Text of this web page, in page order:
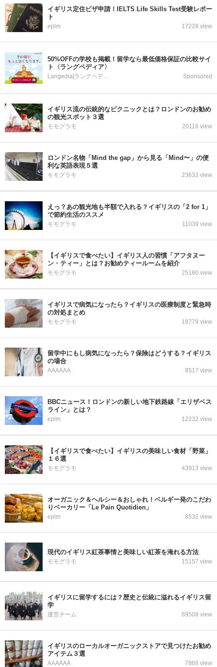
イギリス定住ビザ申請！IELTS Life Skills Test受験レポー
ト
eplm 17228 view
50%OFFの学校も掲載！留学なら最低価格保証の比較サイ
ト〈ラングペディア〉
Langedia[ラングペディア] Sponsored
イギリス流の伝統的なピクニックとは？ロンドンのお勧め
の観光スポット３選
モモグラモ 20116 view
ロンドン名物「Mind the gap」から見る「Mind〜」の便
利な英語表現５選
モモグラモ 23633 view
えっ？あの観光地も半額で入れる？イギリスの「2 for 1」
で節約生活のススメ
モモグラモ 11039 view
【イギリスで食べたい】イギリス人の習慣「アフタヌー
ン・ティー」とは？お勧めティールームを紹介
モモグラモ 25180 view
イギリスで病気になったら？イギリスの医療制度と緊急時
の対処まとめ
モモグラモ 18779 view
留学中にもし病気になったら？保険はどうする？イギリス
の場合
AAAAAA 8517 view
BBCニュース！ロンドンの新しい地下鉄路線「エリザベス
ライン」とは？
eplm 12232 view
【イギリスで食べたい】イギリスの美味しい食材「野菜」
１６選
モモグラモ 43913 view
オーガニック＆ヘルシー＆おしゃれ！ベルギー発のこだわ
りベーカリー「Le Pain Quotidien」
eplm 8532 view
現代のイギリス紅茶事情と美味しい紅茶を淹れる方法
モモグラモ 15157 view
イギリスに留学するには？歴史と伝統に溢れるイギリス留
学
運営チーム 69508 view
イギリスのローカルオーガニックストアで見つけたお勧め
アイテム３選
AAAAAA 7868 view